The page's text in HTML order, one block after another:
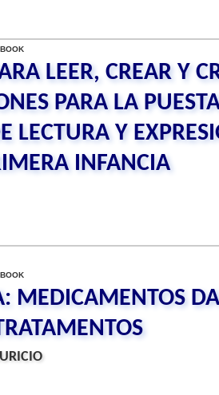
LEER, CREAR Y
PARA LA
LECTURA Y
INFANCIA
MEDICAMENTOS